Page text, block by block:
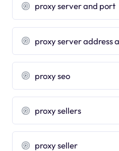
proxy server and port
proxy server address
proxy seo
proxy sellers
proxy seller